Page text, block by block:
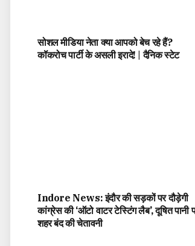
सोशल मीडिया नेता क्या आपको बेच रहे हैं?
कॉकरोच पार्टी के असली इरादे! | दैनिक स्टेट
Indore News: इंदौर की सड़कों पर दौड़ेगी
कांग्रेस की ‘ऑटो वाटर टेस्टिंग लैब’, दूषित पानी
शहर बंद की चेतावनी